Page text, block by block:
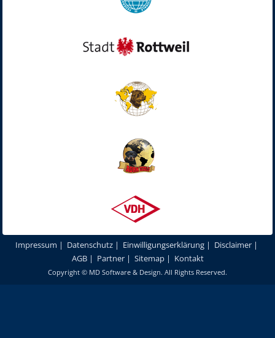
Impressum | Datenschutz | Einwilligungserklärung | Disclaimer |
AGB| Partner| Sitemap| Kontakt
Copyright © MD Software & Design. All Rights Reserved.